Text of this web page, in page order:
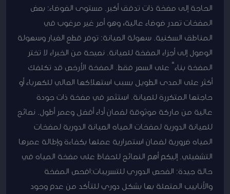
الحاجة إلى مضخة ذات تدفق أكبر. مستوى الضوضاء: بعض
المضخات تصدر ضوضاء عالية، وهو أمر غير مرغوب في
المناطق السكنية. سهولة الصيانة: توفر قطع الغيار وسهولة
الوصول إلى أجزاء المضخة للصيانة. نصيحة من الخبراء لا تختر
المضخة بناءً على السعر فقط. المضخة الأرخص قد تكلفك
أكثر على المدى الطويل بسبب استهلاكها العالي للكهرباء أو
حاجتها المتكررة للصيانة. استثمر في مضخة ذات جودة
عالية من ماركة موثوقة لضمان أداء أفضل وعمر أطول. نصائح
للصيانة الدورية لمضخات المياه الصيانة الدورية لمضخات
المياه ضرورية لضمان استمرارية عملها بكفاءة وإطالة عمرها
التشغيلي. إليكم أهم النصائح للحفاظ على مضخة المياه في
حالة جيدة: الفحص الدوري للتسريبات:افحص المضخة
والأنابيب المتصلة بها بشكل دوري للتأكد من عدم وجود